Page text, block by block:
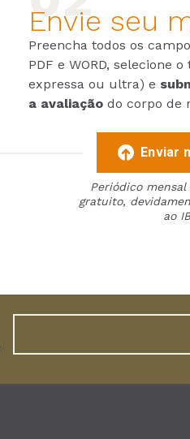
Envie seu
Preencha todos os
PDF e WORD, selecione
expressa ou ultra) e
a avaliação do corpo de
Enviar
Periódico
gratuito,
ao